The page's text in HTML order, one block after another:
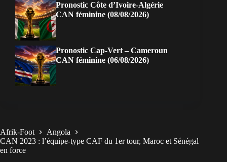
Pronostic Côte d’Ivoire-Algérie
CAN féminine (08/08/2026)
Pronostic Cap-Vert – Cameroun
CAN féminine (06/08/2026)
Afrik-Foot
Angola
CAN 2023 : l’équipe-type CAF du 1er tour, Maroc et Sénégal
en force